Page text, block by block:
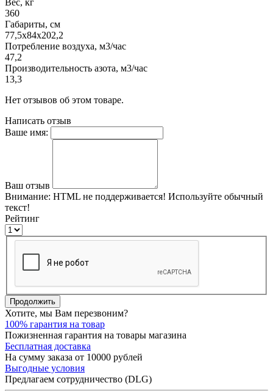
360
Габариты, см
77,5х84х202,2
Потребление воздуха, м3/час
47,2
Производительность азота, м3/час
13,3
Нет отзывов об этом товаре.
Написать отзыв
Ваше имя:
Ваш отзыв
Внимание: HTML не поддерживается! Используйте обычный
текст!
Рейтинг
Продолжить
Хотите, мы Вам перезвоним?
100% гарантия на товар
Пожизненная гарантия на товары магазина
Бесплатная доставка
На сумму заказа от 10000 рублей
Выгодные условия
Предлагаем сотрудничество (DLG)